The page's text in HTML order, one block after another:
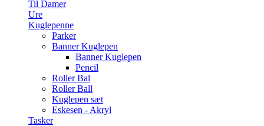
Til Damer
Ure
Kuglepenne
Parker
Banner Kuglepen
Banner Kuglepen
Pencil
Roller Bal
Roller Ball
Kuglepen sæt
Eskesen - Akryl
Tasker